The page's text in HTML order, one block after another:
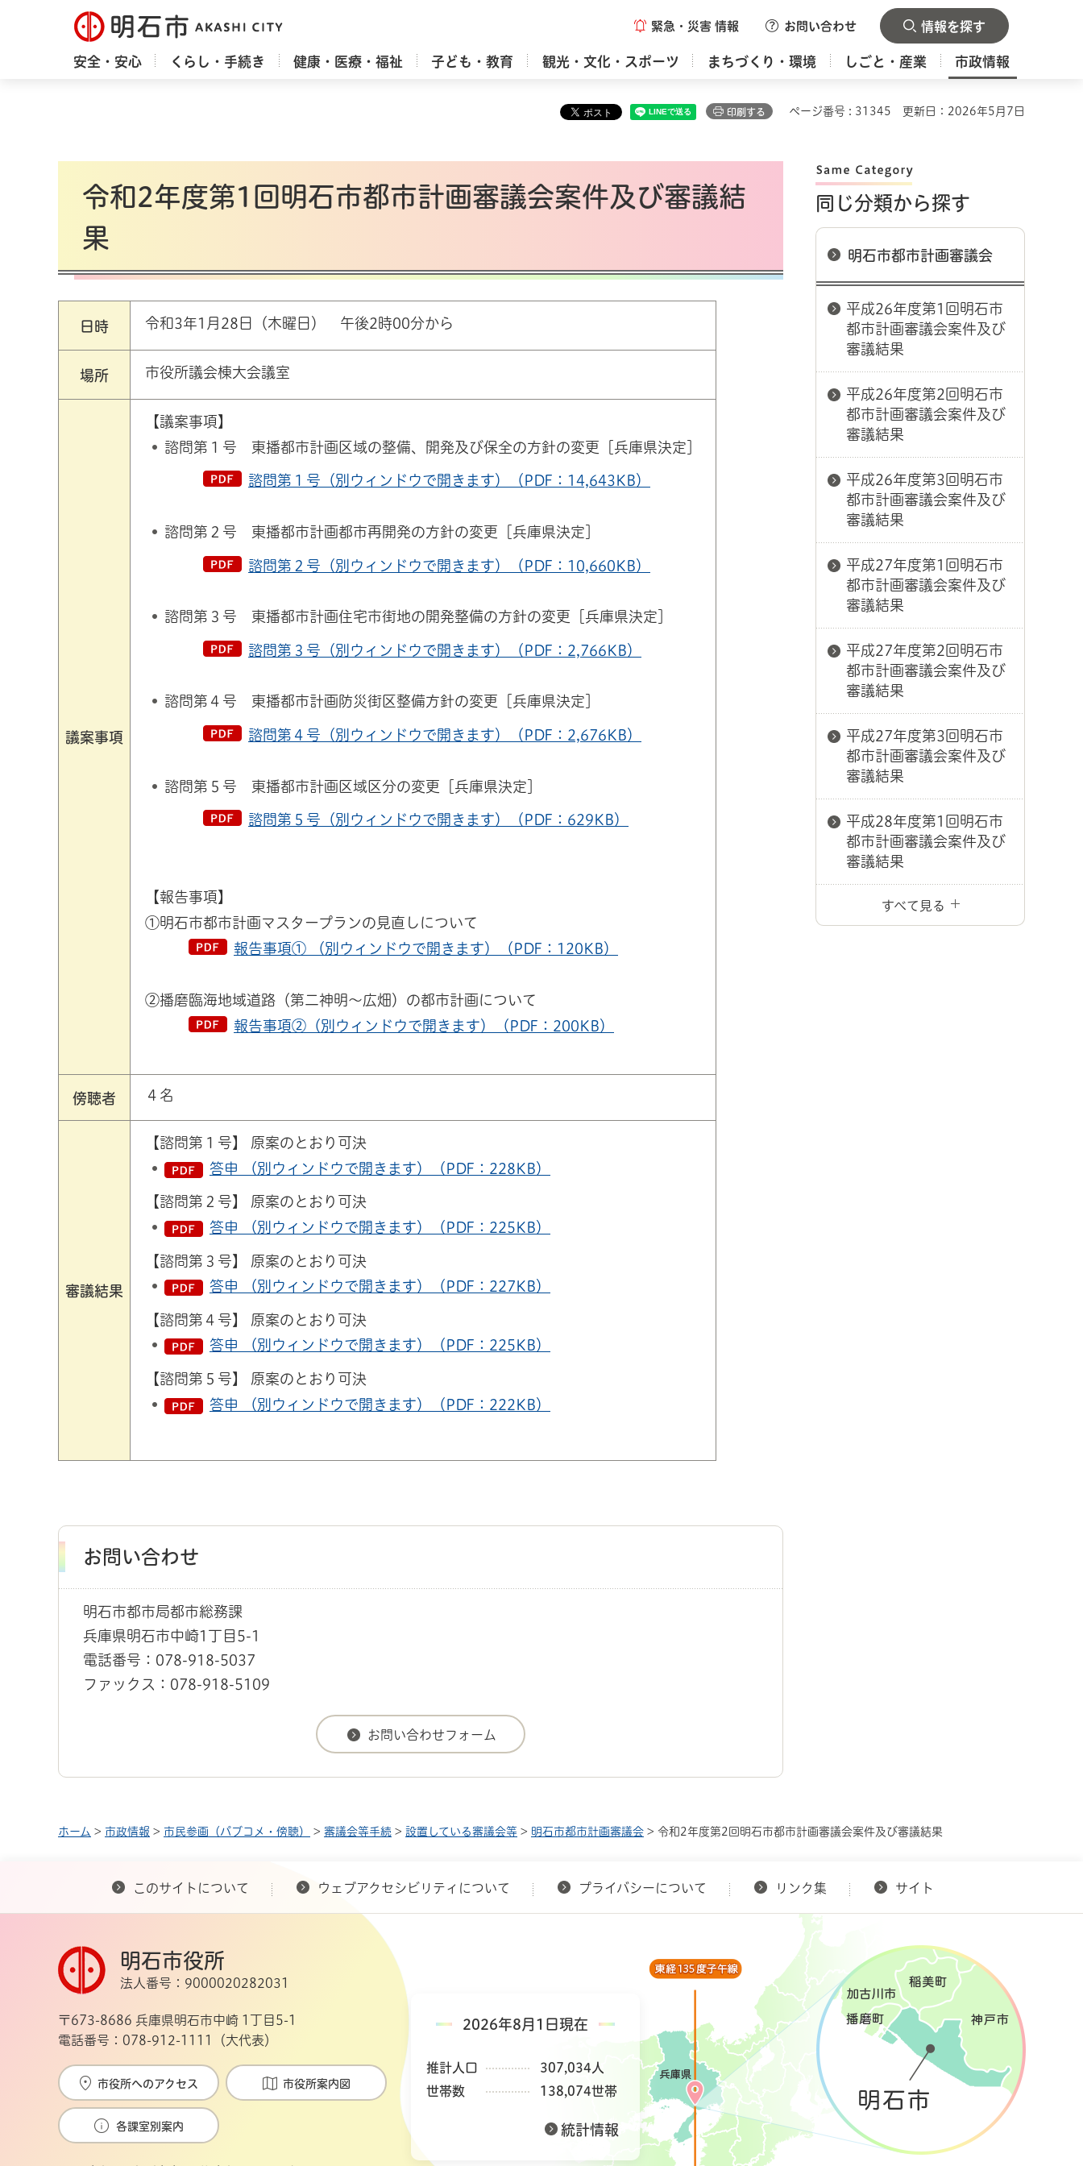
明石市 緊急・災害 情報 お問い合わせ 情報を探す
安全・安心 くらし・手続き 健康・医療・福祉 子ども・教育 観光・文化・スポーツ まちづくり・環境 しごと・産業 市政情報
印刷する ページ番号 : 31345 更新日：2026年5月7日
令和2年度第1回明石市都市計画審議会案件及び審議結
果
日時 令和3年1月28日（木曜日） 午後2時00分から
場所 市役所議会棟大会議室
議案事項
【議案事項】
諮問第１号 東播都市計画区域の整備、開発及び保全の方針の変更［兵庫県決定］
諮問第１号（別ウィンドウで開きます）（PDF：14,643KB）
諮問第２号 東播都市計画都市再開発の方針の変更［兵庫県決定］
諮問第２号（別ウィンドウで開きます）（PDF：10,660KB）
諮問第３号 東播都市計画住宅市街地の開発整備の方針の変更［兵庫県決定］
諮問第３号（別ウィンドウで開きます）（PDF：2,766KB）
諮問第４号 東播都市計画防災街区整備方針の変更［兵庫県決定］
諮問第４号（別ウィンドウで開きます）（PDF：2,676KB）
諮問第５号 東播都市計画区域区分の変更［兵庫県決定］
諮問第５号（別ウィンドウで開きます）（PDF：629KB）
【報告事項】
①明石市都市計画マスタープランの見直しについて
報告事項① （別ウィンドウで開きます）（PDF：120KB）
②播磨臨海地域道路（第二神明～広畑）の都市計画について
報告事項②（別ウィンドウで開きます）（PDF：200KB）
傍聴者 ４名
審議結果
【諮問第１号】 原案のとおり可決
答申 （別ウィンドウで開きます）（PDF：228KB）
【諮問第２号】 原案のとおり可決
答申 （別ウィンドウで開きます）（PDF：225KB）
【諮問第３号】 原案のとおり可決
答申 （別ウィンドウで開きます）（PDF：227KB）
【諮問第４号】 原案のとおり可決
答申 （別ウィンドウで開きます）（PDF：225KB）
【諮問第５号】 原案のとおり可決
答申 （別ウィンドウで開きます）（PDF：222KB）
お問い合わせ
明石市都市局都市総務課
兵庫県明石市中崎1丁目5-1
電話番号：078-918-5037
ファックス：078-918-5109
同じ分類から探す
明石市都市計画審議会
平成26年度第1回明石市
都市計画審議会案件及び
審議結果
平成26年度第2回明石市
都市計画審議会案件及び
審議結果
平成26年度第3回明石市
都市計画審議会案件及び
審議結果
平成27年度第1回明石市
都市計画審議会案件及び
審議結果
平成27年度第2回明石市
都市計画審議会案件及び
審議結果
平成27年度第3回明石市
都市計画審議会案件及び
審議結果
平成28年度第1回明石市
都市計画審議会案件及び
審議結果
すべて見る
ホーム > 市政情報 > 市民参画（パブコメ・傍聴） > 審議会等手続 > 設置している審議会等 > 明石市都市計画審議会 > 令和2年度第2回明石市都市計画審議会案件及び審議結果
このサイトについて ウェブアクセシビリティについて プライバシーについて リンク集 サイト
2026年8月1日現在
推計人口
307,034人
世帯数
138,074世帯
統計情報
明石市役所
法人番号：9000020282031
〒673-8686 兵庫県明石市中崎 1丁目5-1
電話番号：078-912-1111（大代表）
市役所へのアクセス 市役所案内図
各課室別案内